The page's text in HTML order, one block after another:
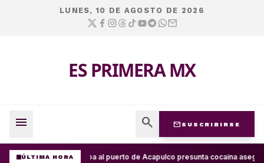
LUNES, 10 DE AGOSTO DE 2026
ES PRIMERA MX
menu search mail SUSCRIBIRSE
ÚLTIMA HORA Arriba al puerto de Acapulco presunta cocaína